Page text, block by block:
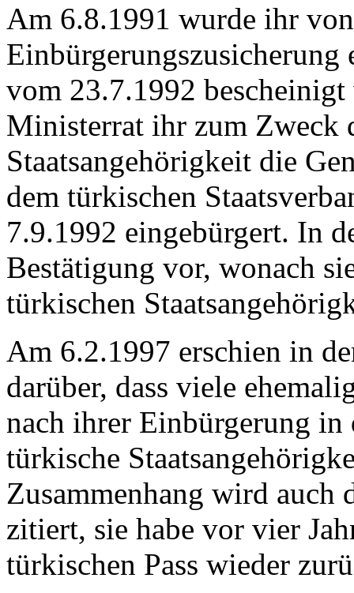
Am 6.8.1991 wurde ihr
vom 23.7.1992
Ministerrat ihr zum Zweck
Staatsangehörigkeit die
dem türkischen
7.9.1992 eingebürgert. In
Bestätigung vor, wonach
türkischen
Am 6.2.1997 erschien in
darüber, dass viele
nach ihrer Einbürgerung in
türkische
Zusammenhang wird
zitiert, sie habe vor vier
türkischen Pass wieder